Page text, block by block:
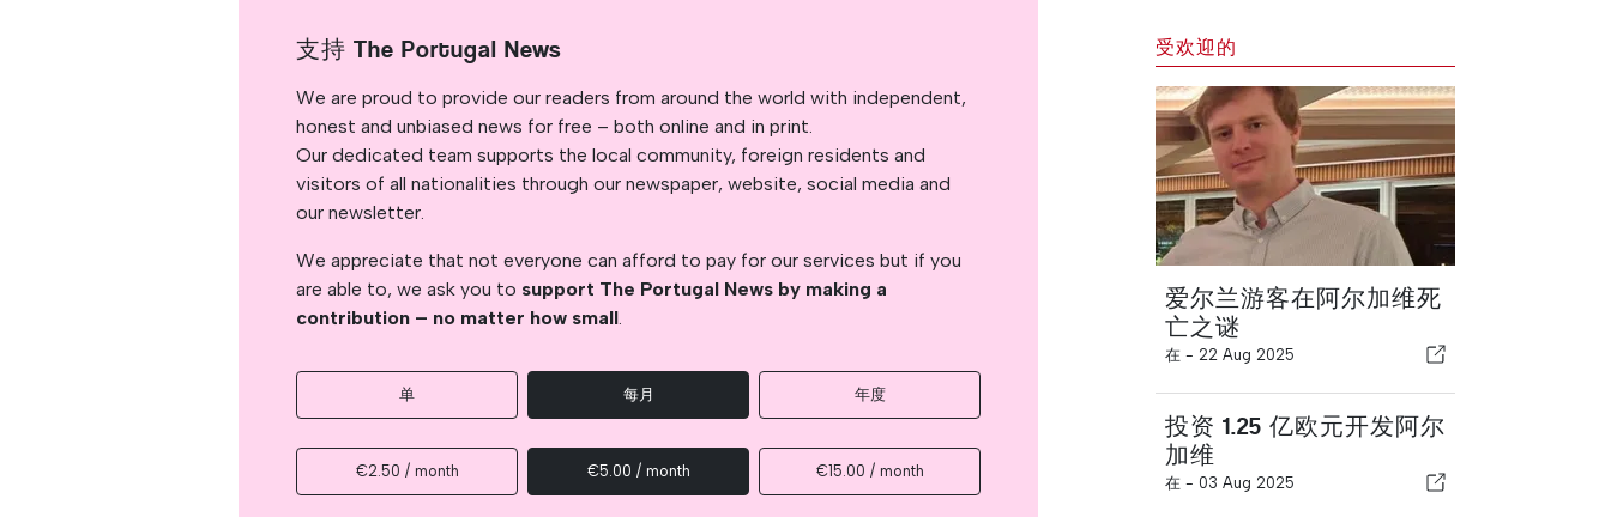
支持 The Portugal News
We are proud to provide our readers from around the world with independent,
honest and unbiased news for free – both online and in print.
Our dedicated team supports the local community, foreign residents and
visitors of all nationalities through our newspaper, website, social media and
our newsletter.
We appreciate that not everyone can afford to pay for our services but if you
are able to, we ask you to support The Portugal News by making a
contribution – no matter how small.
单 每月 年度
€2.50 / month €5.00 / month €15.00 / month
受欢迎的
爱尔兰游客在阿尔加维死
亡之谜
在 - 22 Aug 2025
投资 1.25 亿欧元开发阿尔
加维
在 - 03 Aug 2025